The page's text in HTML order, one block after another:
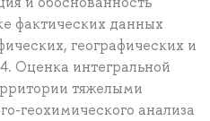
фактических данных
географических и
Оценка интегральной
тяжелыми
геохимического анализа